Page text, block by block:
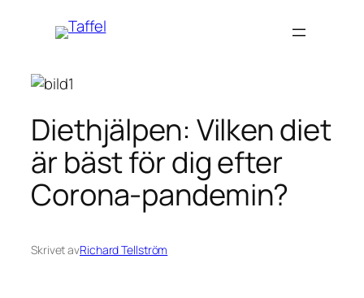
Diethjälpen: Vilken diet
är bäst för dig efter
Corona-pandemin?
Skrivet avRichard Tellström